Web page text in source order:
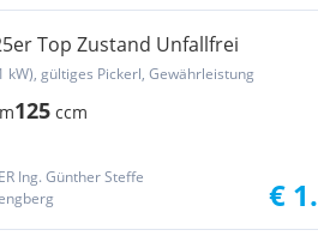
Top Zustand Unfallfrei
kW), gültiges Pickerl, Gewährleistung
125 ccm
Ing. Günther Steffe
€